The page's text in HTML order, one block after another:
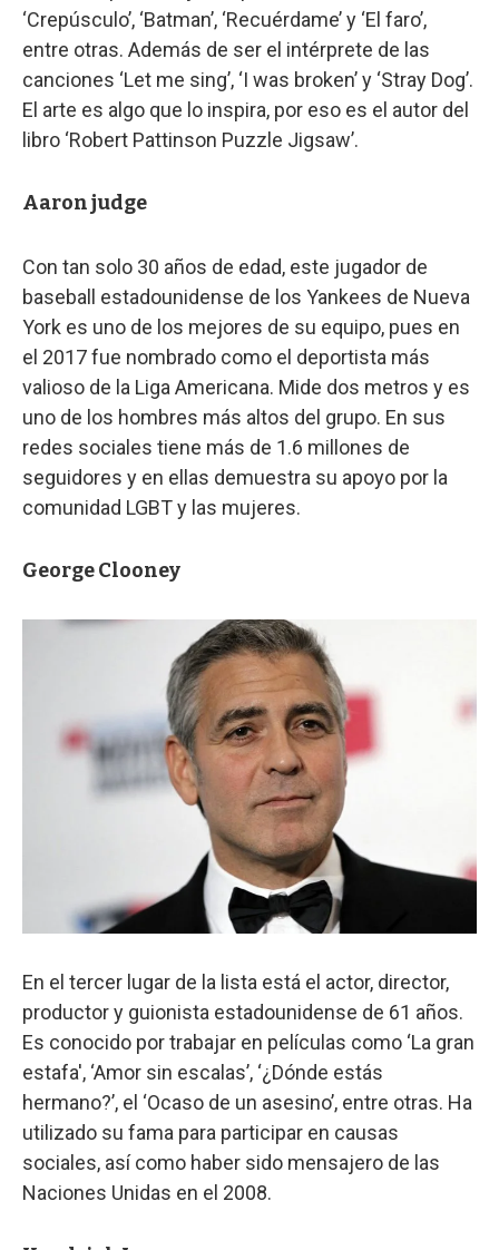
‘Crepúsculo’, ‘Batman’, ‘Recuérdame’ y ‘El faro’,
entre otras. Además de ser el intérprete de las
canciones ‘Let me sing’, ‘I was broken’ y ‘Stray Dog’.
El arte es algo que lo inspira, por eso es el autor del
libro ‘Robert Pattinson Puzzle Jigsaw’.
Aaron judge
Con tan solo 30 años de edad, este jugador de
baseball estadounidense de los Yankees de Nueva
York es uno de los mejores de su equipo, pues en
el 2017 fue nombrado como el deportista más
valioso de la Liga Americana. Mide dos metros y es
uno de los hombres más altos del grupo. En sus
redes sociales tiene más de 1.6 millones de
seguidores y en ellas demuestra su apoyo por la
comunidad LGBT y las mujeres.
George Clooney
En el tercer lugar de la lista está el actor, director,
productor y guionista estadounidense de 61 años.
Es conocido por trabajar en películas como ‘La gran
estafa', ‘Amor sin escalas’, ‘¿Dónde estás
hermano?’, el ‘Ocaso de un asesino’, entre otras. Ha
utilizado su fama para participar en causas
sociales, así como haber sido mensajero de las
Naciones Unidas en el 2008.